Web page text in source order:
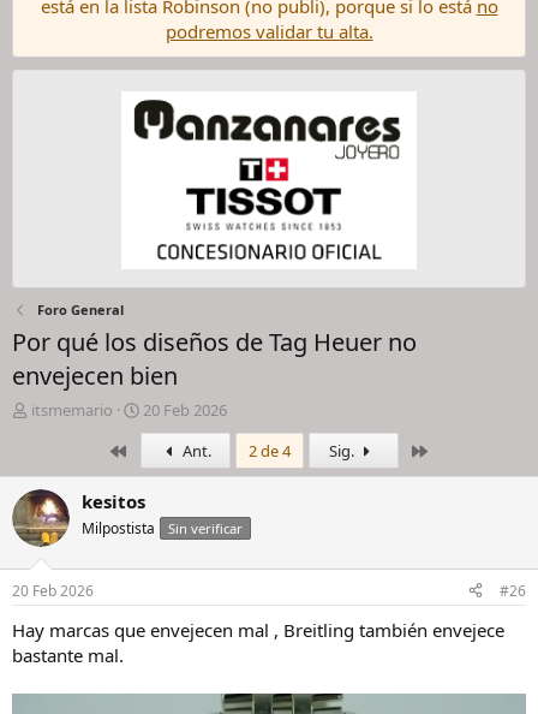
está en la lista Robinson (no publi), porque si lo está no
podremos validar tu alta.
Foro General
Por qué los diseños de Tag Heuer no
envejecen bien
I
c
i
a
d
o
r
d
e
h
i
itsmemario
F
e
h
a
e
i
c
20 Feb 2026
PrimeroAnt. 2 de 4 Sig.
kesitos
Milpostista Sin verificar
20 Feb 2026 #26
Hay marcas que envejecen mal , Breitling también envejece
bastante mal.